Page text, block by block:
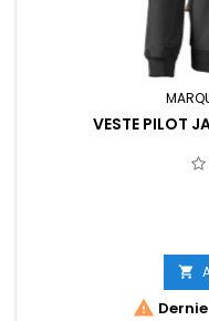
VESTE PILOT

